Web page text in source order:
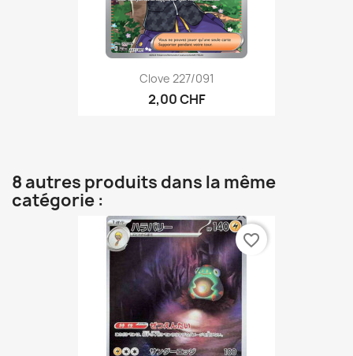
Clove 227/091
2,00 CHF
8 autres produits dans la même
catégorie :
favorite_border